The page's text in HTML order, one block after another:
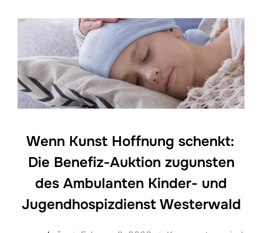
Wenn Kunst Hoffnung schenkt:
Die Benefiz-Auktion zugunsten
des Ambulanten Kinder- und
Jugendhospizdienst Westerwald